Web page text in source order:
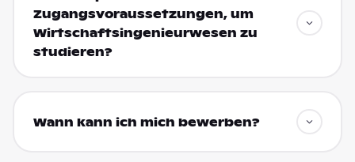
Zugangsvoraussetzungen, um
Wirtschaftsingenieurwesen zu
studieren?
Wann kann ich mich bewerben?